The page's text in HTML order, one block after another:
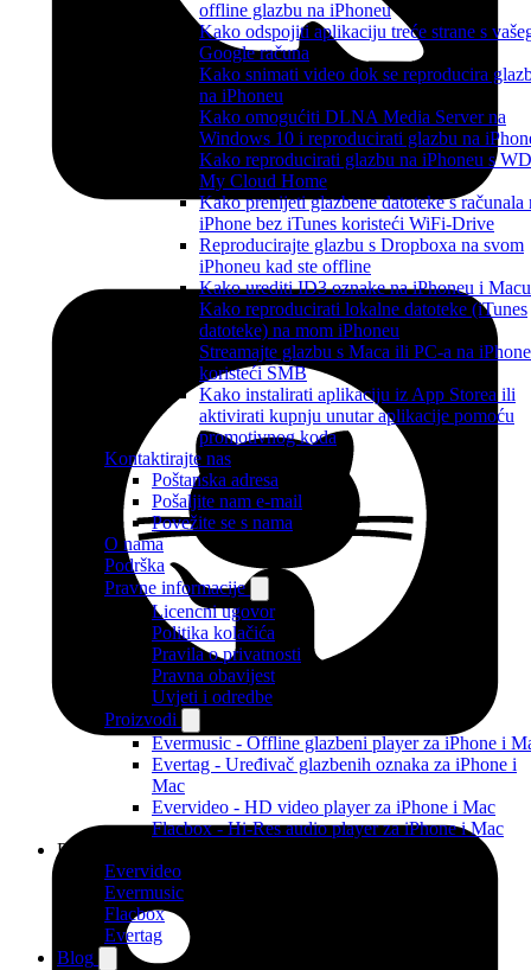
offline glazbu na iPhoneu
Kako odspojiti aplikaciju treće strane s
Google računa
Kako snimati video dok se reproducira
na iPhoneu
Kako omogućiti DLNA Media Server na
Windows 10 i reproducirati glazbu na
Kako reproducirati glazbu na iPhoneu s WD
My Cloud Home
Kako prenijeti glazbene datoteke s računala
iPhone bez iTunes koristeći WiFi-Drive
Reproducirajte glazbu s Dropboxa na svom
iPhoneu kad ste offline
Kako urediti ID3 oznake na iPhoneu i Macu
Kako reproducirati lokalne datoteke (iTunes
datoteke) na mom iPhoneu
Streamajte glazbu s Maca ili PC-a na iPhone
koristeći SMB
Kako instalirati aplikaciju iz App Storea ili
aktivirati kupnju unutar aplikacije pomoću
promotivnog koda
Kontaktirajte nas
Poštanska adresa
Pošaljite nam e-mail
Povežite se s nama
O nama
Podrška
Pravne informacije
Licencni ugovor
Politika kolačića
Pravila o privatnosti
Pravna obavijest
Uvjeti i odredbe
Proizvodi
Evermusic - Offline glazbeni player za iPhone i
Evertag - Uređivač glazbenih oznaka za iPhone i
Mac
Evervideo - HD video player za iPhone i Mac
Flacbox - Hi-Res audio player za iPhone i Mac
Proizvodi
Evervideo
Evermusic
Flacbox
Evertag
Blog